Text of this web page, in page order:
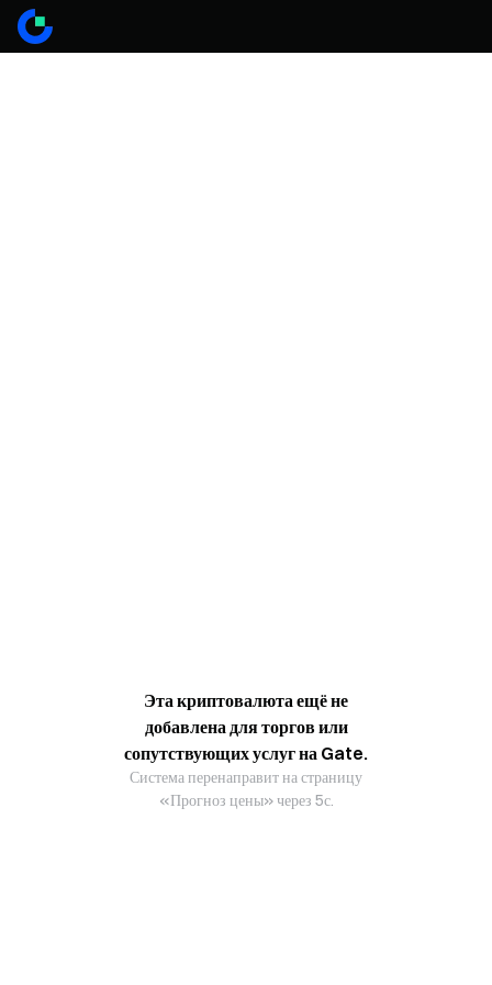
Эта криптовалюта ещё не
добавлена для торгов или
сопутствующих услуг на Gate.
Система перенаправит на страницу
«Прогноз цены» через 5с.